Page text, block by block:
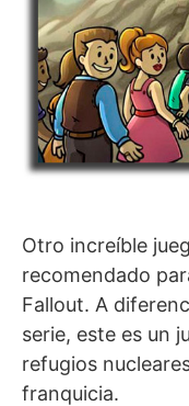
Otro increíble
recomendado
Fallout. A
serie, este es un
refugios
franquicia.